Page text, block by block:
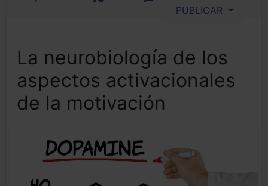
PUBLICAR
La neurobiología de los
aspectos activacionales
de la motivación